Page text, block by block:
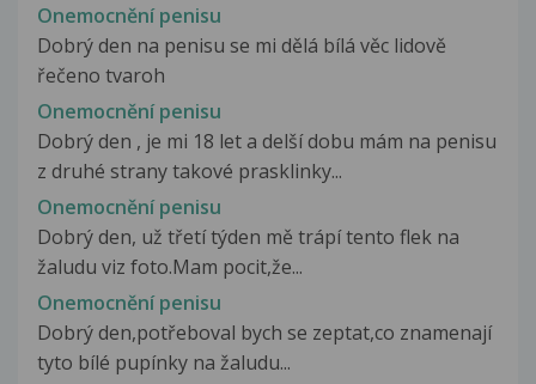
Onemocnění penisu
Dobrý den na penisu se mi dělá bílá věc lidově
řečeno tvaroh
Onemocnění penisu
Dobrý den , je mi 18 let a delší dobu mám na penisu
z druhé strany takové prasklinky...
Onemocnění penisu
Dobrý den, už třetí týden mě trápí tento flek na
žaludu viz foto.Mam pocit,že...
Onemocnění penisu
Dobrý den,potřeboval bych se zeptat,co znamenají
tyto bílé pupínky na žaludu...